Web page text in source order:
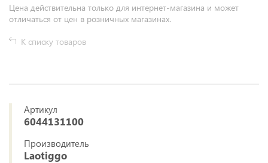
Цена действительна только для интернет-магазина и может
отличаться от цен в розничных магазинах.
К списку товаров
Артикул
6044131100
Производитель
Laotiggo